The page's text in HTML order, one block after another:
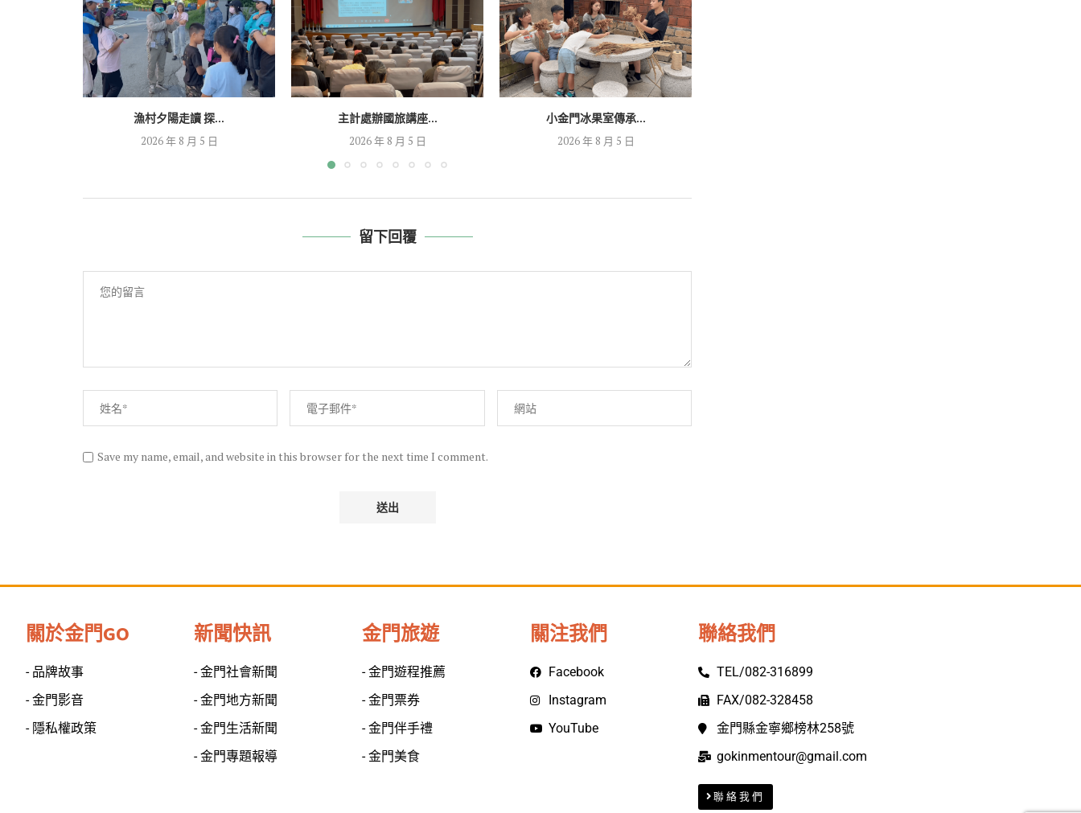
漁村夕陽走讀 探...
2026 年 8 月 5 日
主計處辦國旅講座...
2026 年 8 月 5 日
小金門冰果室傳承...
2026 年 8 月 5 日
留下回覆
Save my name, email, and website in this browser for the next time I comment.
關於金門GO
- 品牌故事
- 金門影音
- 隱私權政策
新聞快訊
- 金門社會新聞
- 金門地方新聞
- 金門生活新聞
- 金門專題報導
金門旅遊
- 金門遊程推薦
- 金門票券
- 金門伴手禮
- 金門美食
關注我們
Facebook
Instagram
YouTube
聯絡我們
TEL/082-316899
FAX/082-328458
金門縣金寧鄉榜林258號
gokinmentour@gmail.com
聯絡我們